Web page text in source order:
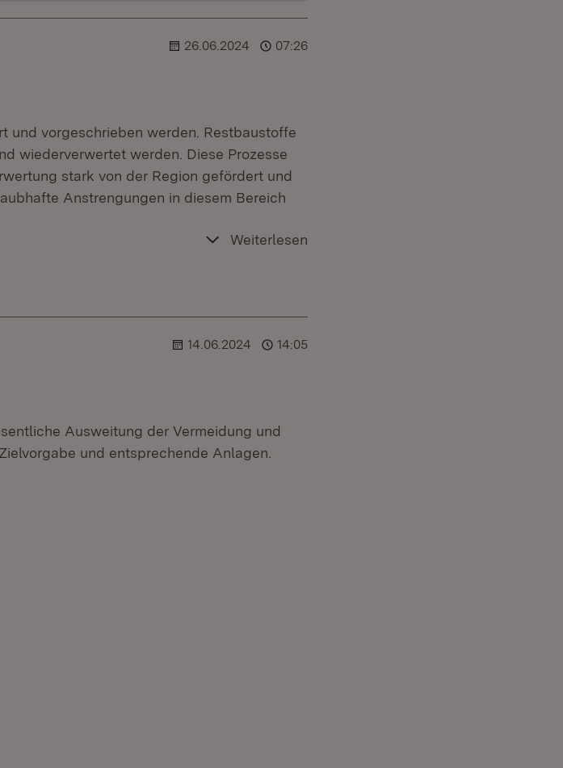
26.06.2024 07:26
und vorgeschrieben werden. Restbaustoffe
wiederverwertet werden. Diese Prozesse
stark von der Region gefördert und
Anstrengungen in diesem Bereich
Weiterlesen
14.06.2024 14:05
Ausweitung der Vermeidung und
und entsprechende Anlagen.